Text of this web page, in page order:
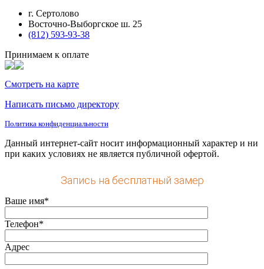
г. Сертолово
Восточно-Выборгское ш. 25
(812) 593-93-38
Принимаем к оплате
Смотреть на карте
Написать письмо директору
Политика конфиденциальности
Данный интернет-сайт носит информационный характер и ни
при каких условиях не является публичной офертой.
Запись на бесплатный замер
Ваше имя*
Телефон*
Адрес